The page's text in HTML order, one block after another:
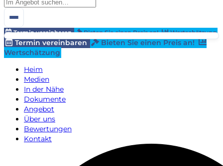
Termin vereinbaren Bieten Sie einen Preis an! Wertschätzung
Termin vereinbaren
Bieten Sie einen Preis an!
Wertschätzung
Heim
Medien
In der Nähe
Dokumente
Angebot
Über uns
Bewertungen
Kontakt